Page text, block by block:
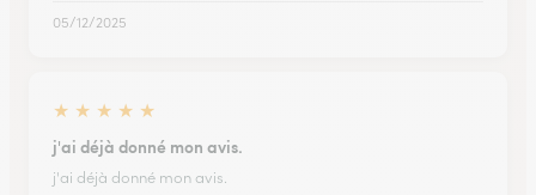
05/12/2025
★ ★ ★ ★ ★
j'ai déjà donné mon avis.
j'ai déjà donné mon avis.